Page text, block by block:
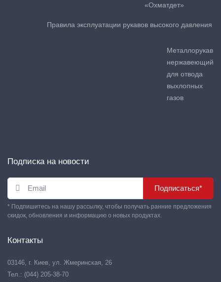
«Охматдет»
Правила эксплуатации рукавов высокого давления
Металлорукав
нержавеющий
для отвода
выхлопных
газов
Подписка на новости
Подписаться*
* Подпишитесь на нашу рассылку, чтобы получать ранние предложения
скидок, обновления и информацию о новых продуктах.
Контакты
03146, г. Киев, ул. Жмеринская, 26
Тел.: (044) 205-38-70